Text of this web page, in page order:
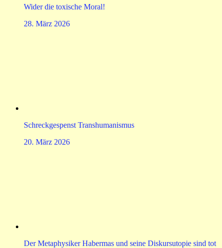
Wider die toxische Moral!
28. März 2026
Schreckgespenst Transhumanismus
20. März 2026
Der Metaphysiker Habermas und seine Diskursutopie sind tot